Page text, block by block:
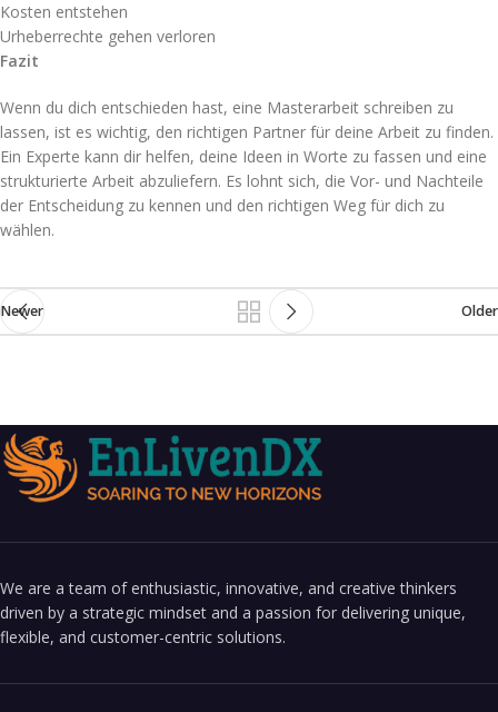
Kosten entstehen
Urheberrechte gehen verloren
Fazit
Wenn du dich entschieden hast, eine Masterarbeit schreiben zu
lassen, ist es wichtig, den richtigen Partner für deine Arbeit zu finden.
Ein Experte kann dir helfen, deine Ideen in Worte zu fassen und eine
strukturierte Arbeit abzuliefern. Es lohnt sich, die Vor- und Nachteile
der Entscheidung zu kennen und den richtigen Weg für dich zu
wählen.
Newer Older
We are a team of enthusiastic, innovative, and creative thinkers
driven by a strategic mindset and a passion for delivering unique,
flexible, and customer-centric solutions.